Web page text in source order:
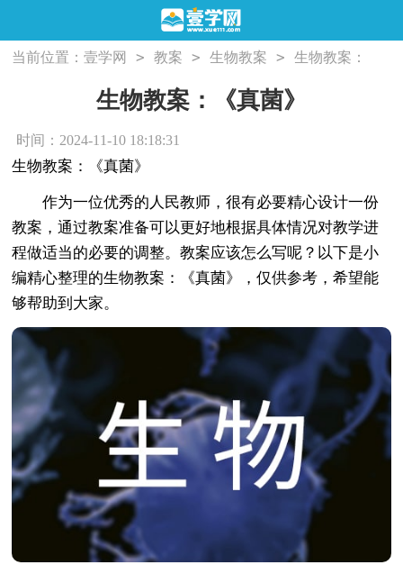
当前位置：壹学网 > 教案 > 生物教案 >
生物教案：
生物教案：《真菌》
时间：2024-11-10 18:18:31
生物教案：《真菌》
作为一位优秀的人民教师，很有必要精心设计一份
教案，通过教案准备可以更好地根据具体情况对教学进
程做适当的必要的调整。教案应该怎么写呢？以下是小
编精心整理的生物教案：《真菌》，仅供参考，希望能
够帮助到大家。